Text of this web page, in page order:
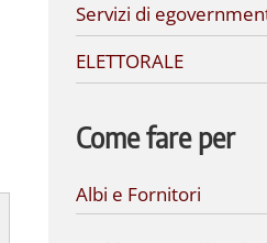
Servizi di
ELETTORALE
Come fare per
Albi e Fornitori